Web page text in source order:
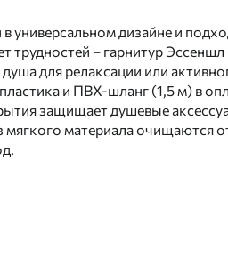
дизайне и
трудностей – гарнитур
для релаксации или
и ПВХ-шланг (1,5 м) в
защищает душевые
материала очищаются